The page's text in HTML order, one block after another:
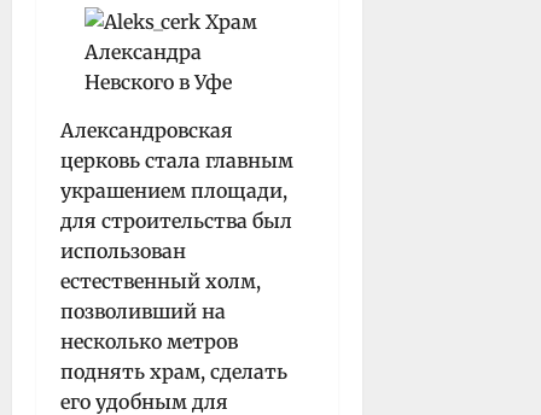
Александровская
церковь стала главным
украшением площади,
для строительства был
использован
естественный холм,
позволивший на
несколько метров
поднять храм, сделать
его удобным для